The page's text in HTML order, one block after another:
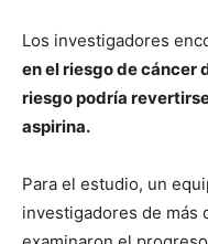
Los investigadores
en el riesgo de cáncer
riesgo podría
aspirina.
Para el estudio, un
investigadores de más